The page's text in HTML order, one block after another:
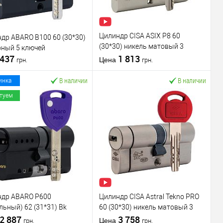
ABARO B100 60 (30*30)
5 ключей
437 грн.
В корзину
в 1 клик
сравнению
избранное
защиты
Цилиндр CISA ASIX P8 60
(30*30) никель матовый 3
ключа
Цена 1 813 грн.
В корзину
Купить в 1 клик
К
сравнению
В избранное
Производитель
Уровень защиты
★★☆☆☆
Модель
сердцевины
В наличии
ABARO P600
62 (31*31) Bk
5 ключей
2 887 грн.
В наличии
Цилиндр CISA Astral Tekno PRO
60 (30*30) никель матовый 3
ключа
Цена 3 758 грн.